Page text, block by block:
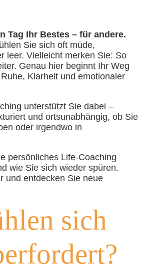
Tag Ihr Bestes – für andere.
Sie sich oft müde,
leer. Vielleicht merken Sie: So
Genau hier beginnt Ihr Weg
Klarheit und emotionaler
unterstützt Sie dabei –
und ortsunabhängig, ob Sie
oder irgendwo in
persönliches Life-Coaching
wie Sie sich wieder spüren.
und entdecken Sie neue
sich